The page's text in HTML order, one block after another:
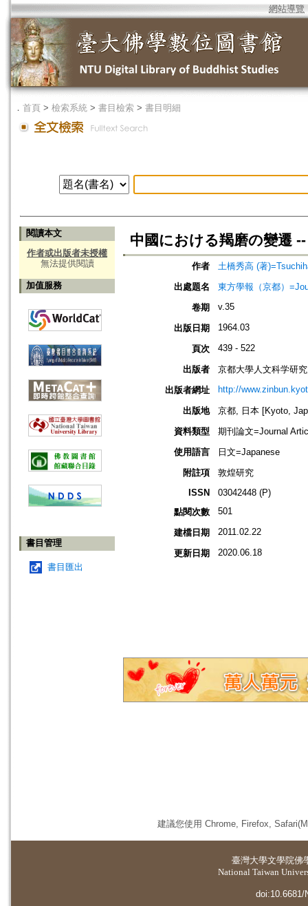
網站導覽
． 首頁 > 檢索系統 > 書目檢索 > 書目明細
閱讀本文
作者或出版者未授權
無法提供閱讀
加值服務
書目管理
書目匯出
中國における羯磨の變遷
作者
土橋秀高 (著
出處題名
東方學報（京都）
卷期
v.35
出版日期 1964.03
頁次 439 - 522
出版者
京都大學人文科学研
出版者網址
http://
出版地
京都, 日本 [Kyoto,
資料類型
期刊論文=Journal
使用語言
日文=Japanese
附註項
敦煌研究
ISSN
03042448 (P)
點閱次數
501
建檔日期 2011.02.22
更新日期 2020.06.18
建議您使用 Chrome, Firefox,
臺灣大學文學院佛
National Taiwan
doi:10.6681/